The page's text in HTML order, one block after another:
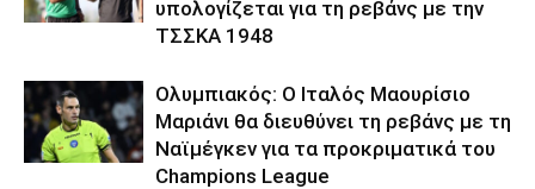
υπολογίζεται για τη ρεβάνς με την
ΤΣΣΚΑ 1948
Ολυμπιακός: Ο Ιταλός Μαουρίσιο
Μαριάνι θα διευθύνει τη ρεβάνς με τη
Ναϊμέγκεν για τα προκριματικά του
Champions League